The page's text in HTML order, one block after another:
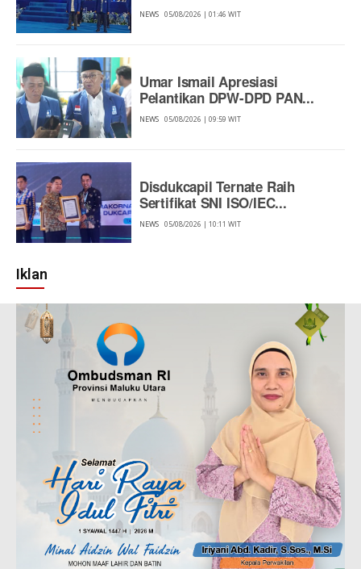
NEWS 05/08/2026 | 01:46 WIT
Umar Ismail Apresiasi
Pelantikan DPW-DPD PAN...
NEWS 05/08/2026 | 09:59 WIT
Disdukcapil Ternate Raih
Sertifikat SNI ISO/IEC...
NEWS 05/08/2026 | 10:11 WIT
Iklan